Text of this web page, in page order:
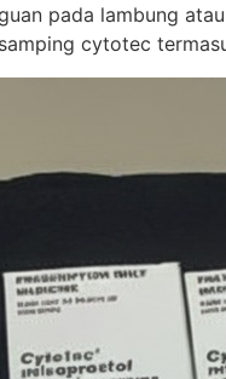
pada lambung
cytotec